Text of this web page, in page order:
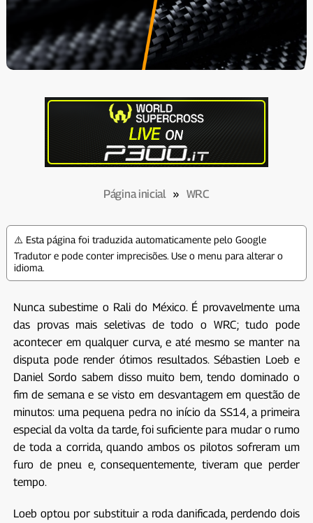
Página inicial» WRC
⚠️ Esta página foi traduzida automaticamente pelo Google
Tradutor e pode conter imprecisões. Use o menu para alterar o
idioma.
Nunca subestime o Rali do México. É provavelmente uma
das provas mais seletivas de todo o WRC; tudo pode
acontecer em qualquer curva, e até mesmo se manter na
disputa pode render ótimos resultados. Sébastien Loeb e
Daniel Sordo sabem disso muito bem, tendo dominado o
fim de semana e se visto em desvantagem em questão de
minutos: uma pequena pedra no início da SS14, a primeira
especial da volta da tarde, foi suficiente para mudar o rumo
de toda a corrida, quando ambos os pilotos sofreram um
furo de pneu e, consequentemente, tiveram que perder
tempo.
Loeb optou por substituir a roda danificada, perdendo dois